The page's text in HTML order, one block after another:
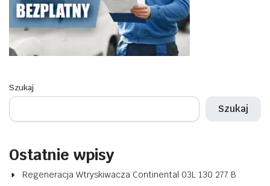
Szukaj
Szukaj
Ostatnie wpisy
Regeneracja Wtryskiwacza Continental 03L 130 277 B